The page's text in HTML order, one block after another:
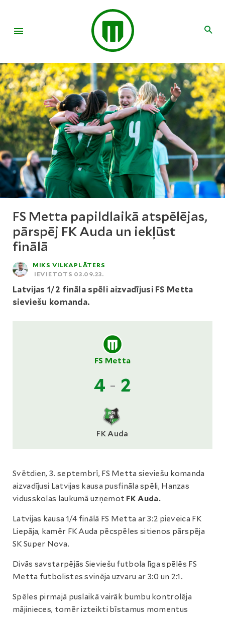
FS Metta papildlaikā atspēlējas,
pārspēj FK Auda un iekļūst
finālā
MIKS VILKAPLĀTERS
IEVIETOTS 03.09.23.
Latvijas 1/2 fināla spēli aizvadījusi FS Metta
sieviešu komanda.
FS Metta
4 - 2
FK Auda
Svētdien, 3. septembrī, FS Metta sieviešu komanda
aizvadījusi Latvijas kausa pusfināla spēli, Hanzas
vidusskolas laukumā uzņemot FK Auda.
Latvijas kausa 1/4 finālā FS Metta ar 3:2 pieveica FK
Liepāja, kamēr FK Auda pēcspēles sitienos pārspēja
SK Super Nova.
Divās savstarpējās Sieviešu futbola līga spēlēs FS
Metta futbolistes svinēja uzvaru ar 3:0 un 2:1.
Spēles pirmajā puslaikā vairāk bumbu kontrolēja
mājinieces, tomēr izteikti bīstamus momentus